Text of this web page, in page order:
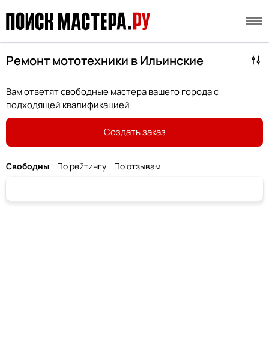
Ремонт мототехники в Ильинские
Вам ответят свободные мастера вашего города с
подходящей квалификацией
Создать заказ
Свободны По рейтингу По отзывам